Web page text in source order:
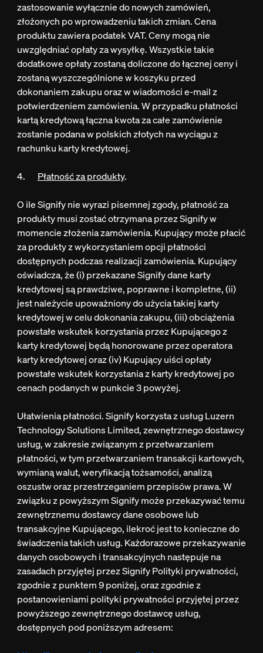
zastosowanie wyłącznie do nowych zamówień,
złożonych po wprowadzeniu takich zmian. Cena
produktu zawiera podatek VAT. Ceny mogą nie
uwzględniać opłaty za wysyłkę. Wszystkie takie
dodatkowe opłaty zostaną doliczone do łącznej ceny i
zostaną wyszczególnione w koszyku przed
dokonaniem zakupu oraz w wiadomości e-mail z
potwierdzeniem zamówienia. W przypadku płatności
kartą kredytową łączna kwota za całe zamówienie
zostanie podana w polskich złotych na wyciągu z
rachunku karty kredytowej.
4. Płatność za produkty.
O ile Signify nie wyrazi pisemnej zgody, płatność za
produkty musi zostać otrzymana przez Signify w
momencie złożenia zamówienia. Kupujący może płacić
za produkty z wykorzystaniem opcji płatności
dostępnych podczas realizacji zamówienia. Kupujący
oświadcza, że (i) przekazane Signify dane karty
kredytowej są prawdziwe, poprawne i kompletne, (ii)
jest należycie upoważniony do użycia takiej karty
kredytowej w celu dokonania zakupu, (iii) obciążenia
powstałe wskutek korzystania przez Kupującego z
karty kredytowej będą honorowane przez operatora
karty kredytowej oraz (iv) Kupujący uiści opłaty
powstałe wskutek korzystania z karty kredytowej po
cenach podanych w punkcie 3 powyżej.
Ułatwienia płatności. Signify korzysta z usług Luzern
Technology Solutions Limited, zewnętrznego dostawcy
usług, w zakresie związanym z przetwarzaniem
płatności, w tym przetwarzaniem transakcji kartowych,
wymianą walut, weryfikacją tożsamości, analizą
oszustw oraz przestrzeganiem przepisów prawa. W
związku z powyższym Signify może przekazywać temu
zewnętrznemu dostawcy dane osobowe lub
transakcyjne Kupującego, ilekroć jest to konieczne do
świadczenia takich usług. Każdorazowe przekazywanie
danych osobowych i transakcyjnych następuje na
zasadach przyjętej przez Signify Polityki prywatności,
zgodnie z punktem 9 poniżej, oraz zgodnie z
postanowieniami polityki prywatności przyjętej przez
powyższego zewnętrznego dostawcę usług,
dostępnych pod poniższym adresem: